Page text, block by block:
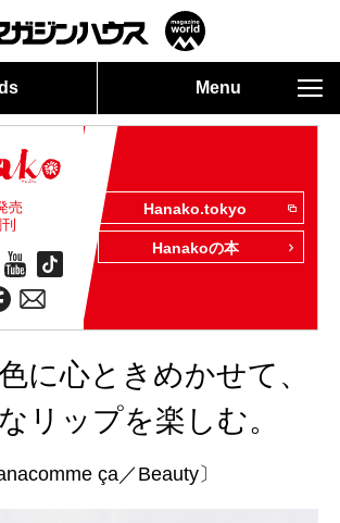
Menu
売
Hanako.tokyo
Hanakoの本
に心ときめかせて、
リップを楽しむ。
ça／Beauty〕